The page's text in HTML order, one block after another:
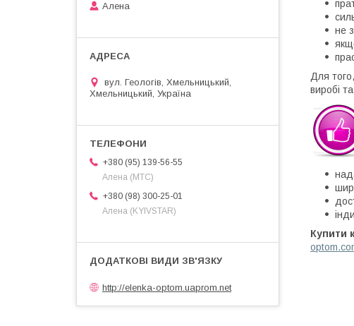
не
Для
виробі
Купити
Алена
вул. Геологів, Хмельницький,
Хмельницький, Україна
+380 (95) 139-56-55
Алена (МТС)
+380 (98) 300-25-01
Алена (KYIVSTAR)
http://elenka-optom.uaprom.net